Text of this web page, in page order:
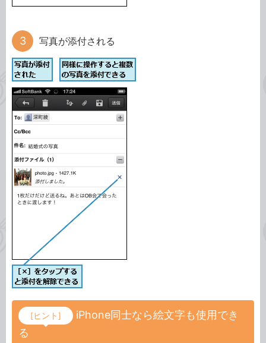
写真が添付される
[ヒント]
iPhone同士なら絵文字も使用でき
る